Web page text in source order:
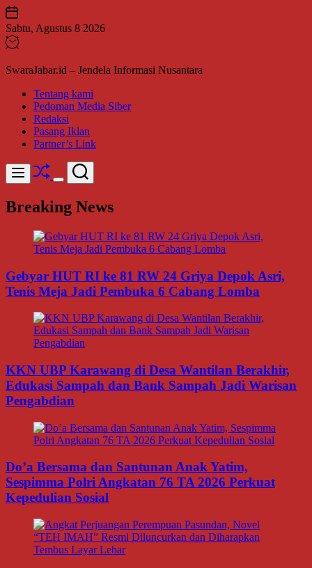
Skip
to
content
Sabtu, Agustus 8 2026
SwaraJabar.id – Jendela Informasi Nusantara
Tentang kami
Pedoman Media Siber
Redaksi
Pasang Iklan
Partner’s Link
Menu Shuffle
Switch
mode
Search
Breaking News
Gebyar HUT RI ke 81 RW 24 Griya Depok Asri,
Tenis Meja Jadi Pembuka 6 Cabang Lomba
KKN UBP Karawang di Desa Wantilan Berakhir,
Edukasi Sampah dan Bank Sampah Jadi Warisan
Pengabdian
Do’a Bersama dan Santunan Anak Yatim,
Sespimma Polri Angkatan 76 TA 2026 Perkuat
Kepedulian Sosial